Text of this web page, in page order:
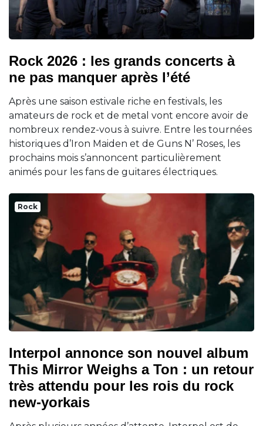
Rock 2026 : les grands concerts à
ne pas manquer après l’été
Après une saison estivale riche en festivals, les
amateurs de rock et de metal vont encore avoir de
nombreux rendez-vous à suivre. Entre les tournées
historiques d’Iron Maiden et de Guns N’ Roses, les
prochains mois s’annoncent particulièrement
animés pour les fans de guitares électriques.
Rock
Interpol annonce son nouvel album
This Mirror Weighs a Ton : un retour
très attendu pour les rois du rock
new-yorkais